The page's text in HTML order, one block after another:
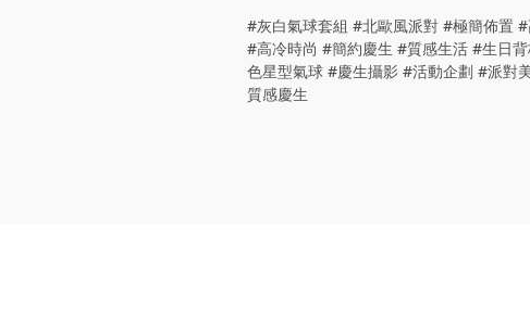
#灰白氣球套組 #北歐風派對 #極簡佈置
#高冷時尚 #簡約慶生 #質感生活 #生日
色星型氣球 #慶生攝影 #活動企劃 #派對
質感慶生